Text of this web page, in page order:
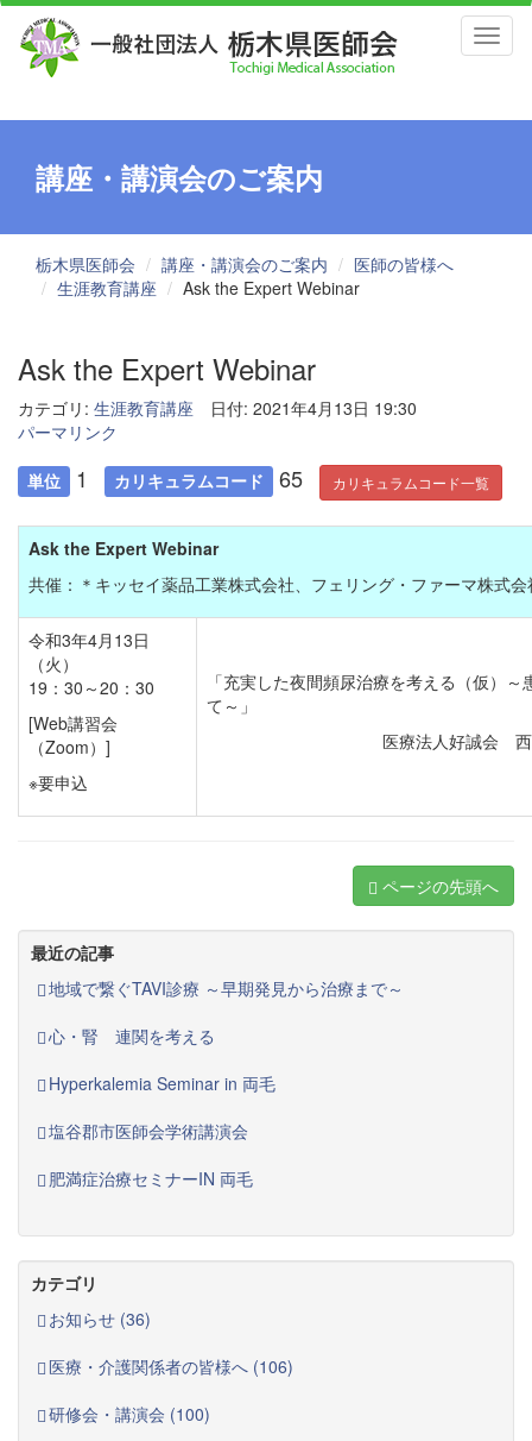
講座・講演会のご案内
栃木県医師会 講座・講演会のご案内
医師の皆様へ
生涯教育講座
Ask the Expert Webinar
Ask the Expert Webinar
カテゴリ: 生涯教育講座
日付: 2021年4月13日 19:30
パーマリンク
単位 1 カリキュラムコード 65 カリキュラムコード一覧
Ask the Expert Webinar
共催：＊キッセイ薬品工業株式会社、フェリング・ファーマ株式
令和3年4月13日
（火）
19：30～20：30
[Web講習会
（Zoom）]
※要申込
「充実した夜間頻尿治療を考える（仮） ～
て～」
医療法人好誠会
ページの先頭へ
最近の記事
地域で繋ぐTAVI診療 ～早期発見から治療まで～
心・腎 連関を考える
Hyperkalemia Seminar in 両毛
塩谷郡市医師会学術講演会
肥満症治療セミナーIN 両毛
カテゴリ
お知らせ (36)
医療・介護関係者の皆様へ (106)
研修会・講演会 (100)